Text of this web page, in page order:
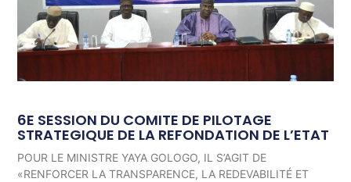
6E SESSION DU COMITE DE PILOTAGE
STRATEGIQUE DE LA REFONDATION DE L’ETAT
POUR LE MINISTRE YAYA GOLOGO, IL S’AGIT DE
«RENFORCER LA TRANSPARENCE, LA REDEVABILITÉ ET